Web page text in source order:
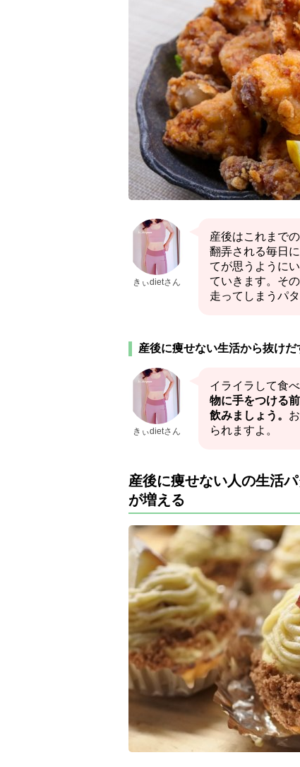
きぃdietさん
産後はこれまで
翻弄される毎日
てが思うように
ていきます。そ
走ってしまうパ
産後に痩せない生活から抜けだ
きぃdietさん
イライラして食
物に手をつける
飲みましょう。
られますよ。
産後に痩せない人の生活
が増える